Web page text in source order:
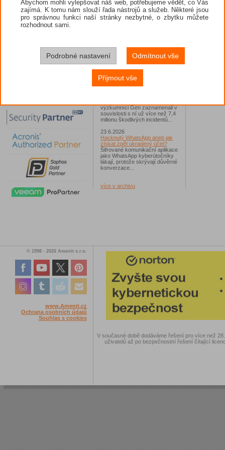
26.6.2026
ESET: S příchodem léta
zaplavují Česko falešné mobilní
Chase Home App či Candy
Race Launcher. Hlavním cílem
útočníků bylo v tomto případě
Polsko, následováno Českem a
Slovenskem...
24.6.2026
výzkumníci Gen zaznamenali v
souvislosti s ní už více než 7,4
milionu škodlivých incidentů...
23.6.2026
Hacknutý WhatsApp aneb jak
získat zpět ukradený účet?
Šifrované komunikační aplikace
jako WhatsApp kyberútočníky
lákají, protože skrývají důvěrné
konverzace...
více v archivu
hodin :)
© 1998 - 2026 Amenit s.r.o.
www.Amenit.cz
Ochrana osobních údajů
Souhlas s cookies
V současné době dodáváme řešení pro více než
uživatelů až po bezpečnostní řešení čítající
Abychom mohli vylepšovat náš web, potřebujeme vědět, co Vás
zajímá. K tomu nám slouží řada nástrojů a služeb. Některé jsou
pro správnou funkci naší stránky nezbytné, o zbytku můžete
rozhodnout sami.
Podrobné nastavení Odmítnout vše
Přijmout vše